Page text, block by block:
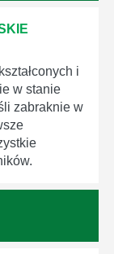
i
w stanie
zabraknie w